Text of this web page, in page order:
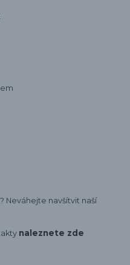
Neváhejte navšítvit naší
naleznete zde